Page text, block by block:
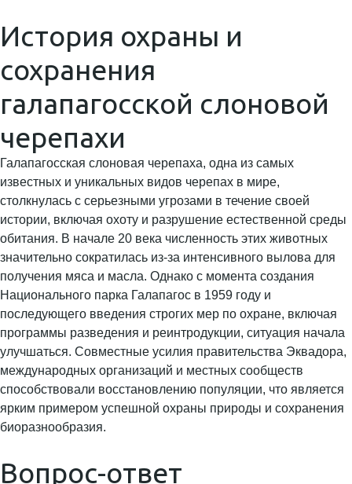
История охраны и
сохранения
галапагосской слоновой
черепахи
Галапагосская слоновая черепаха, одна из самых
известных и уникальных видов черепах в мире,
столкнулась с серьезными угрозами в течение своей
истории, включая охоту и разрушение естественной среды
обитания. В начале 20 века численность этих животных
значительно сократилась из-за интенсивного вылова для
получения мяса и масла. Однако с момента создания
Национального парка Галапагос в 1959 году и
последующего введения строгих мер по охране, включая
программы разведения и реинтродукции, ситуация начала
улучшаться. Совместные усилия правительства Эквадора,
международных организаций и местных сообществ
способствовали восстановлению популяции, что является
ярким примером успешной охраны природы и сохранения
биоразнообразия.
Вопрос-ответ